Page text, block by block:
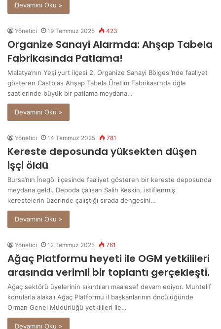
Devamını Oku »
Yönetici 19 Temmuz 2025 423
Organize Sanayi Alarmda: Ahşap Tabela
Fabrikasında Patlama!
Malatya’nın Yeşilyurt ilçesi 2. Organize Sanayi Bölgesi’nde faaliyet
gösteren Castplas Ahşap Tabela Üretim Fabrikası’nda öğle
saatlerinde büyük bir patlama meydana…
Devamını Oku »
Yönetici 14 Temmuz 2025 781
Kereste deposunda yüksekten düşen
işçi öldü
Bursa’nın İnegöl ilçesinde faaliyet gösteren bir kereste deposunda
meydana geldi. Depoda çalışan Salih Keskin, istiflenmiş
kerestelerin üzerinde çalıştığı sırada dengesini…
Devamını Oku »
Yönetici 12 Temmuz 2025 761
Ağaç Platformu heyeti ile OGM yetkilileri
arasında verimli bir toplantı gerçekleşti.
Ağaç sektörü üyelerinin sıkıntıları maalesef devam ediyor. Muhtelif
konularla alakalı Ağaç Platformu il başkanlarının öncülüğünde
Orman Genel Müdürlüğü yetkilileri ile…
Devamını Oku »